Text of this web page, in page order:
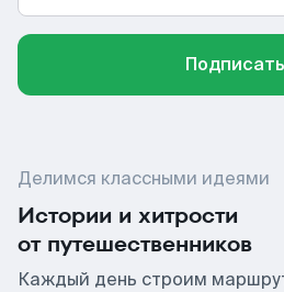
Делимся классными идеями
Истории и хитрости
от путешественников
Каждый день строим